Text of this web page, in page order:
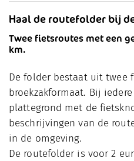
Haal de routefolder bij
Twee fietsroutes met een
km.
De folder bestaat uit twee
broekzakformaat. Bij
plattegrond met de
beschrijvingen van de
in de omgeving.
De routefolder is voor 2